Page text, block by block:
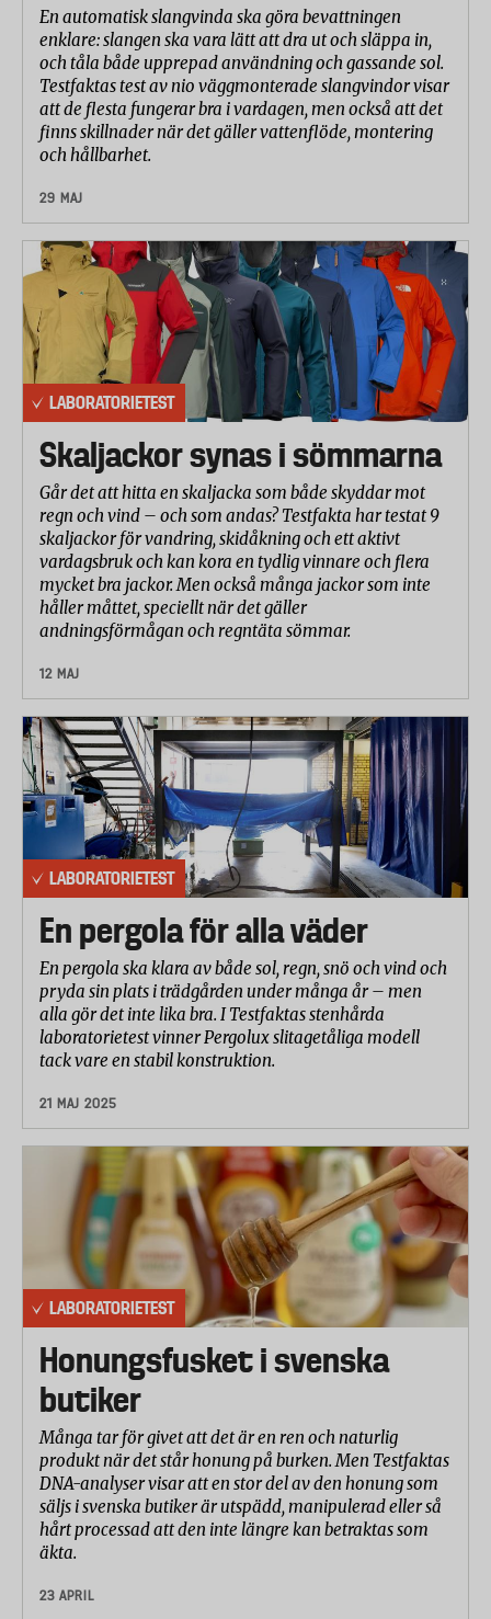
En automatisk slangvinda ska göra bevattningen
enklare: slangen ska vara lätt att dra ut och släppa in,
och tåla både upprepad användning och gassande sol.
Testfaktas test av nio väggmonterade slangvindor visar
att de flesta fungerar bra i vardagen, men också att det
finns skillnader när det gäller vattenflöde, montering
och hållbarhet.
29 MAJ
LABORATORIETEST
Skaljackor synas i sömmarna
Går det att hitta en skaljacka som både skyddar mot
regn och vind – och som andas? Testfakta har testat 9
skaljackor för vandring, skidåkning och ett aktivt
vardagsbruk och kan kora en tydlig vinnare och flera
mycket bra jackor. Men också många jackor som inte
håller måttet, speciellt när det gäller
andningsförmågan och regntäta sömmar.
12 MAJ
LABORATORIETEST
En pergola för alla väder
En pergola ska klara av både sol, regn, snö och vind och
pryda sin plats i trädgården under många år – men
alla gör det inte lika bra. I Testfaktas stenhårda
laboratorietest vinner Pergolux slitagetåliga modell
tack vare en stabil konstruktion.
21 MAJ 2025
LABORATORIETEST
Honungsfusket i svenska
butiker
Många tar för givet att det är en ren och naturlig
produkt när det står honung på burken. Men Testfaktas
DNA-analyser visar att en stor del av den honung som
säljs i svenska butiker är utspädd, manipulerad eller så
hårt processad att den inte längre kan betraktas som
äkta.
23 APRIL